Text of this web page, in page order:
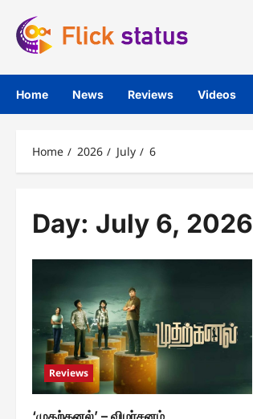
content
Home News Reviews Videos
Home 2026 July 6
Day: July 6, 2026
Reviews